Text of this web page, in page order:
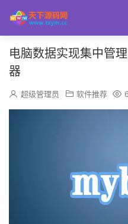
电脑数据实现集中管
器
超级管理员 软件推荐